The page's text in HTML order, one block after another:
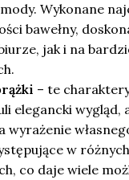
Wykonane
bawełny,
jak i na
– te
elegancki wygląd,
wyrażenie
w
co daje wiele